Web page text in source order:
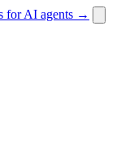
for AI agents →